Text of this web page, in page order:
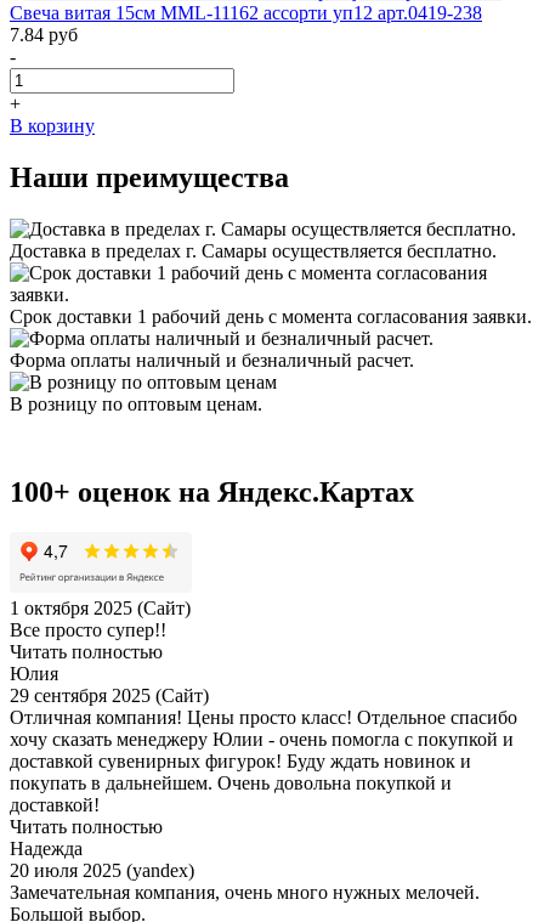
Свеча витая 15см MML-11162 ассорти уп12 арт.0419-238
7.84 руб
-
+
В корзину
Наши преимущества
Доставка в пределах г. Самары осуществляется бесплатно.
Срок доставки 1 рабочий день с момента согласования заявки.
Форма оплаты наличный и безналичный расчет.
В розницу по оптовым ценам.
100+ оценок на Яндекс.Картах
1 октября 2025 (Сайт)
Все просто супер!!
Читать полностью
Юлия
29 сентября 2025 (Сайт)
Отличная компания! Цены просто класс! Отдельное спасибо
хочу сказать менеджеру Юлии - очень помогла с покупкой и
доставкой сувенирных фигурок! Буду ждать новинок и
покупать в дальнейшем. Очень довольна покупкой и
доставкой!
Читать полностью
Надежда
20 июля 2025 (yandex)
Замечательная компания, очень много нужных мелочей.
Большой выбор.